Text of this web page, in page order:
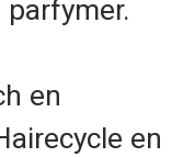
en
en